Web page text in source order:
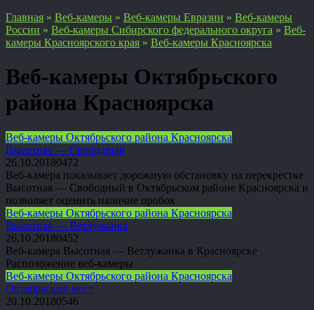
Главная » Веб-камеры » Веб-камеры Евразии » Веб-камеры
России » Веб-камеры Сибирского федерального округа » Веб-
камеры Красноярского края » Веб-камеры Красноярска
Веб-камеры Октябрьского
района Красноярска
Веб-камеры Октябрьского района Красноярска
Высотная — Свободный
26.10.20180472
Веб-камера показывает дорожную обстановку на перекрестке
Высотная — Свободный в Октябрьском районе Красноярска и
позволяет оценить наличие пробок
Веб-камеры Октябрьского района Красноярска
Высотная — Ветлужанка
26.10.20180452
Веб-камера Высотная — Ветлужанка в Красноярске
Расположение веб-камеры
Веб-камеры Октябрьского района Красноярска
Октябрьский мост
20.10.20180546